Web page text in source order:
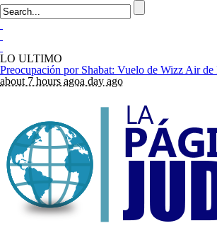
LO ULTIMO
about 7 hours agoa day ago